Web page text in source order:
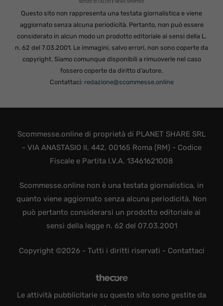
Questo sito non rappresenta una testata giornalistica e viene
aggiornato senza alcuna periodicità. Pertanto, non può essere
considerato in alcun modo un prodotto editoriale ai sensi della L.
n. 62 del 7.03.2001. Le immagini, salvo errori, non sono coperte da
copyright. Siamo comunque disponibili a rimuoverle nel caso
fossero coperte da diritto d’autore.
Contattaci: redazione@scommesse.online
Scommesse.online di proprietà di PLANET SHARE SRL
- VIA ANASTASIO II, 442, 00165 Roma (RM) - Codice
Fiscale e Partita I.V.A. 13461621008
Scommesse.online non è una testata giornalistica, in
quanto viene aggiornato senza alcuna periodicità. Non
può pertanto considerarsi un prodotto editoriale ai
sensi della legge n. 62 del 07.03.2001
Copyright ©2026 - Tutti i diritti riservati - Contattaci
Le attività pubblicitarie su questo sito sono gestite da